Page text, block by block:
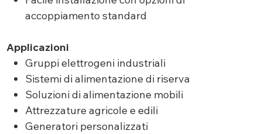
accoppiamento standard
Applicazioni
Gruppi elettrogeni industriali
Sistemi di alimentazione di riserva
Soluzioni di alimentazione mobili
Attrezzature agricole e edili
Generatori personalizzati